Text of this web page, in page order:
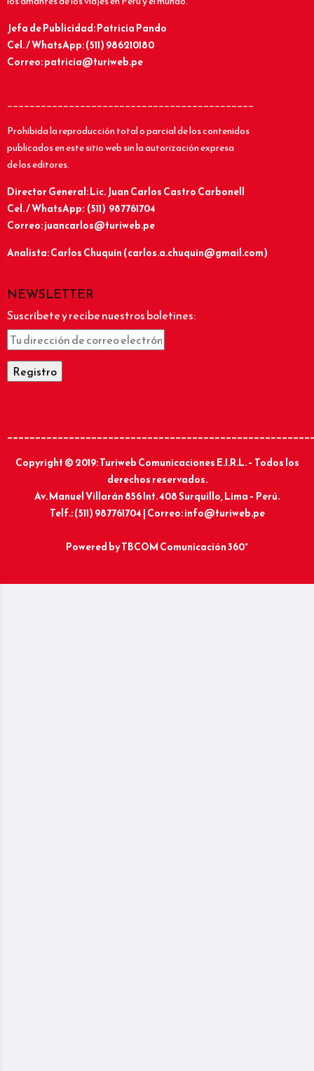
Jefa de Publicidad: Patricia Pando
Cel. / WhatsApp: (511) 986210180
Correo: patricia@turiweb.pe
____________________________________________
Prohibida la reproducción total o parcial de los contenidos
publicados en este sitio web sin la autorización expresa
de los editores.
Director General: Lic.Juan Carlos Castro Carbonell
Cel. / WhatsApp: (511) 987761704
Correo: juancarlos@turiweb.pe
Analista: Carlos Chuquín (carlos.a.chuquin@gmail.com)
NEWSLETTER
Suscríbete y recibe nuestros boletines:
Copyright © 2019: Turiweb Comunicaciones E.I.R.L. – Todos los
derechos reservados.
Av. Manuel Villarán 856 Int. 408 Surquillo, Lima – Perú.
Telf.: (511) 987761704 | Correo: info@turiweb.pe
Powered byTBCOM Comunicación 360°